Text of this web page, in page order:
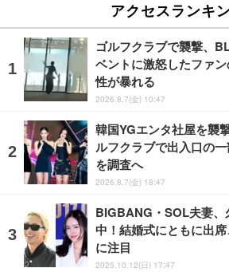
アクセスランキ
ゴルフクラブで襲撃、
ベントに激怒したファ
性が暴れる
2026.8.7(金) 10:47
韓国YGエンタ社屋を襲
ルフクラブで出入口の
を調査へ
2026.8.7(金) 18:47
BIGBANG・SOL夫妻、
中！結婚式にともに出
に注目
2025.10.12(日) 17:47